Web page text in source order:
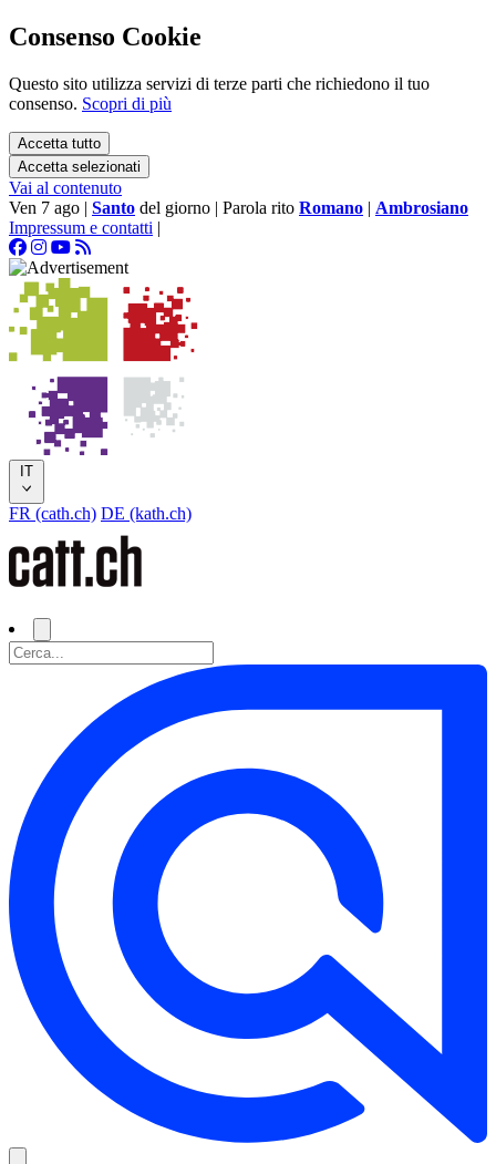
Consenso Cookie
Questo sito utilizza servizi di terze parti che richiedono il tuo
consenso. Scopri di più
Accetta tutto
Accetta selezionati
Vai al contenuto
Ven 7 ago | Santo del giorno | Parola rito Romano | Ambrosiano
Impressum e contatti |
IT
FR (cath.ch) DE (kath.ch)